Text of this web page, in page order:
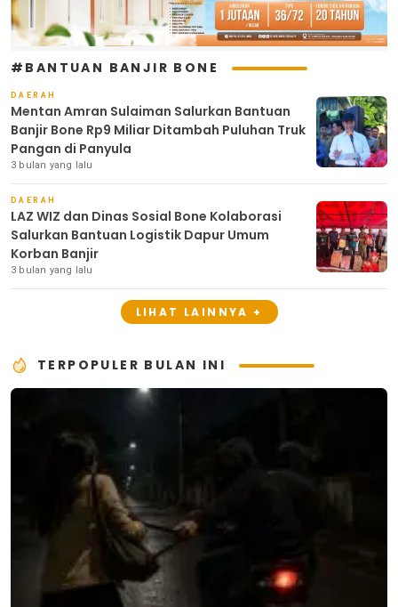
#BANTUAN BANJIR BONE
DAERAH
Mentan Amran Sulaiman Salurkan Bantuan
Banjir Bone Rp9 Miliar Ditambah Puluhan Truk
Pangan di Panyula
3 bulan yang lalu
DAERAH
LAZ WIZ dan Dinas Sosial Bone Kolaborasi
Salurkan Bantuan Logistik Dapur Umum
Korban Banjir
3 bulan yang lalu
LIHAT LAINNYA +
TERPOPULER BULAN INI